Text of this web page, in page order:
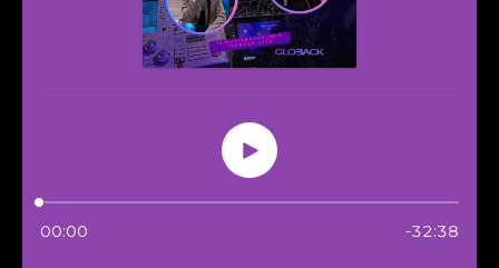
Joina vårt
medlemsbrev,
Lämna din mailadress nedan.